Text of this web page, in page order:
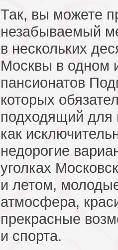
Так, вы можете
незабываемый
в нескольких
Москвы в одном
пансионатов
которых
подходящий для
как
недорогие
уголках
и летом,
атмосфера,
прекрасные
и спорта.